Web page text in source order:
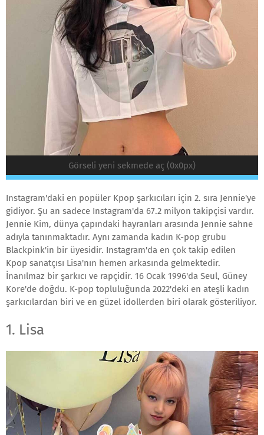
Görseli yeni sekmede aç (0x0px)
Instagram'daki en popüler Kpop şarkıcıları için 2. sıra Jennie'ye
gidiyor. Şu an sadece Instagram'da 67.2 milyon takipçisi vardır.
Jennie Kim, dünya çapındaki hayranları arasında Jennie sahne
adıyla tanınmaktadır. Aynı zamanda kadın K-pop grubu
Blackpink'in bir üyesidir. Instagram'da en çok takip edilen
Kpop sanatçısı Lisa'nın hemen arkasında gelmektedir.
İnanılmaz bir şarkıcı ve rapçidir. 16 Ocak 1996'da Seul, Güney
Kore'de doğdu. K-pop topluluğunda 2022'deki en ateşli kadın
şarkıcılardan biri ve en güzel idollerden biri olarak gösteriliyor.
1. Lisa